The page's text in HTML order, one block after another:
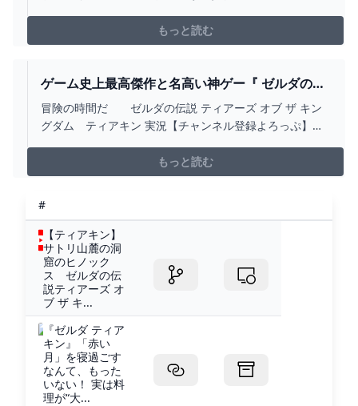
6:56 奇跡のボックリン8:05 ペーンを探せ！08:35 オ
ヤミオの祠09:50 ロケットコログ11:21 恐怖の洞窟
もっと読む
ゲーム史上最高傑作と名高い神ゲー『 ゼルダの伝
説 ティアーズ オブ ザ キングダム 』#1 -
YOUTUBE
冒険の時間だ ゼルダの伝説 ティアーズ オブ ザ キン
グダム ティアキン 実況【チャンネル登録よろっぷ】
http://twitter.com/kiyo_saiore【インスタグラム】
http://www.instagram.com/kiyo_yuusy...
もっと読む
#
【ティアキン】
サトリ山麓の洞
窟のヒノック
ス ゼルダの伝
説ティアーズ オ
ブ ザ キ...
『ゼルダ ティア
キン』「赤い
月」を寝過ごす
なんて、もった
いない！ 実は料
理が“大...